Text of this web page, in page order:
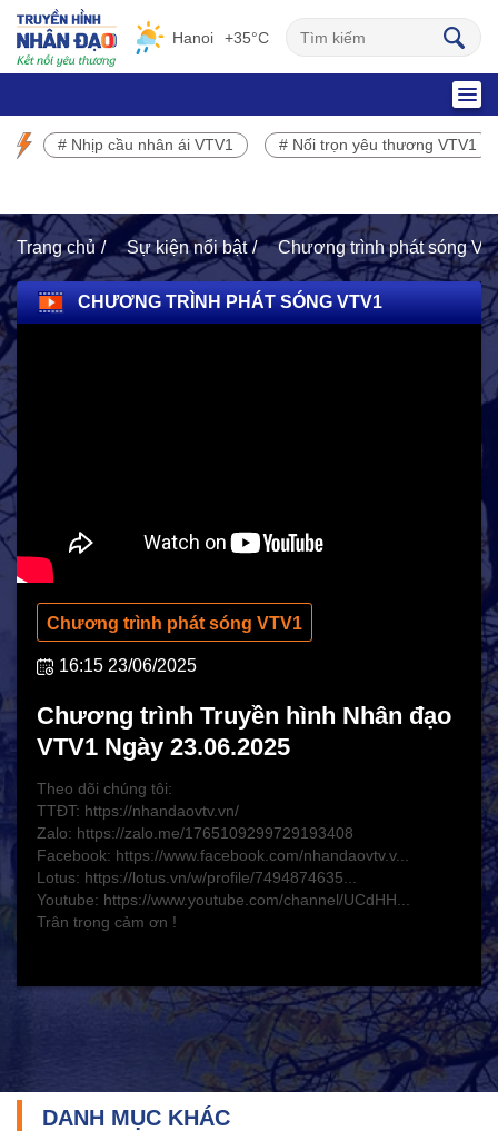
Hanoi +35°C
SỰ KIỆN NỔI BẬT
Hoạt động nhân đạo cả nước
CHÍNH SÁCH AN SINH
Giảm nghèo bền vững
Xây dựng Nông thôn mới
Y tế và sức khỏe
# Nhịp cầu nhân ái VTV1 # Nối trọn yêu thương VTV1
Trang chủ Sự kiện nổi bật Chương trình phát sóng
CHƯƠNG TRÌNH PHÁT SÓNG VTV1
Chương trình phát sóng VTV1
16:15 23/06/2025
Chương trình Truyền hình Nhân đạo
VTV1 Ngày 23.06.2025
Theo dõi chúng tôi:
TTĐT: https://nhandaovtv.vn/
Zalo: https://zalo.me/1765109299729193408
Facebook: https://www.facebook.com/nhandaovtv.v...
Lotus: https://lotus.vn/w/profile/7494874635...
Youtube: https://www.youtube.com/channel/UCdHH...
Trân trọng cảm ơn !
DANH MỤC KHÁC